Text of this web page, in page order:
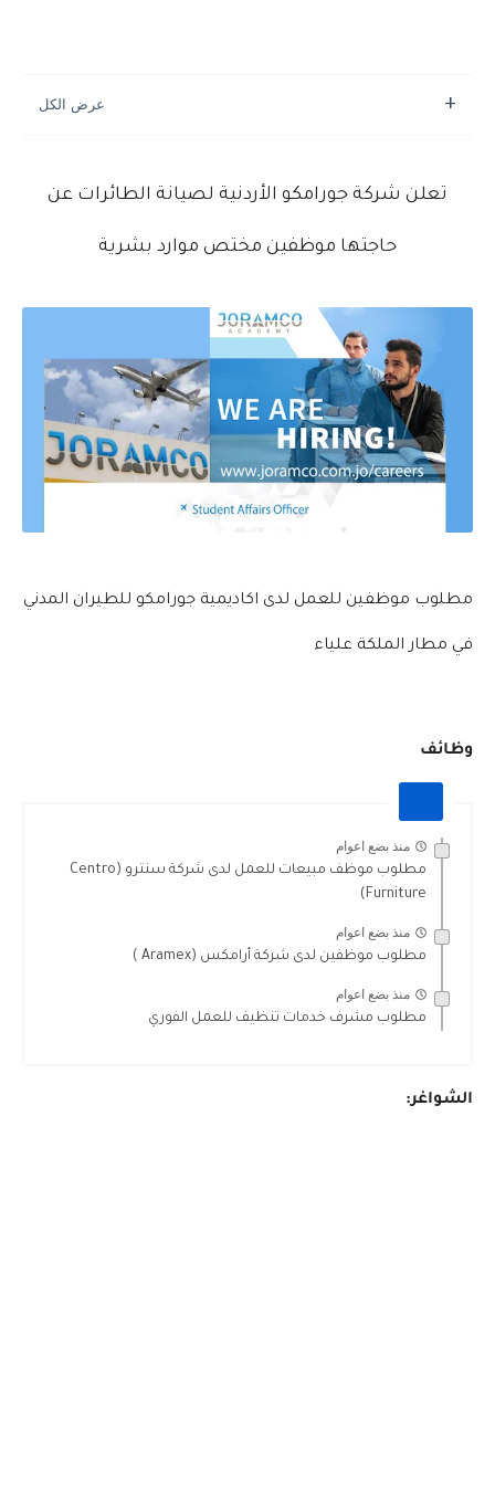
تعلن شركة جورامكو الأردنية لصيانة الطائرات عن
حاجتها موظفين مختص موارد بشرية
مطلوب موظفين للعمل لدى اكاديمية جورامكو للطيران المدني
في مطار الملكة علياء
وظائف
منذ بضع اعوام
مطلوب موظف مبيعات للعمل لدى شركة سنترو (Centro
Furniture)
منذ بضع اعوام
مطلوب موظفين لدى شركة أرامكس (Aramex )
منذ بضع اعوام
مطلوب مشرف خدمات تنظيف للعمل الفوري
الشواغر: